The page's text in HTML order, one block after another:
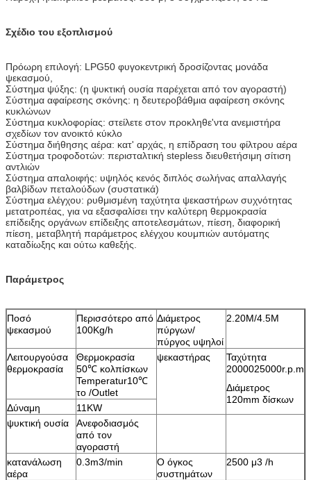
Σχέδιο του εξοπλισμού
Πρόωρη επιλογή: LPG50 φυγοκεντρική δροσίζοντας μονάδα
ψεκασμού,
Σύστημα ψύξης: (η ψυκτική ουσία παρέχεται από τον αγοραστή)
Σύστημα αφαίρεσης σκόνης: η δευτεροβάθμια αφαίρεση σκόνης
κυκλώνων
Σύστημα κυκλοφορίας: στείλετε στον προκληθε'ντα ανεμιστήρα
σχεδίων τον ανοικτό κύκλο
Σύστημα διήθησης αέρα: κατ' αρχάς, η επίδραση του φίλτρου αέρα
Σύστημα τροφοδοτών: περισταλτική stepless διευθετήσιμη σίτιση
αντλιών
Σύστημα απαλοιφής: υψηλός κενός διπλός σωλήνας απαλλαγής
βαλβίδων πεταλούδων (συστατικά)
Σύστημα ελέγχου: ρυθμισμένη ταχύτητα ψεκαστήρων συχνότητας
μετατροπέας, για να εξασφαλίσει την καλύτερη θερμοκρασία
επίδειξης οργάνων επίδειξης αποτελεσμάτων, πίεση, διαφορική
πίεση, μεταβλητή παράμετρος ελέγχου κουμπιών αυτόματης
καταδίωξης και ούτω καθεξής.
Παράμετρος
Ποσό
ψεκασμού
Περισσότερο από
100Kg/h
Διάμετρος
πύργων/
πύργος υψηλοί
2.20M/4.5M
Λειτουργούσα
θερμοκρασία
Θερμοκρασία
50℃ κολπίσκων
Temperatur10℃
το /Outlet
ψεκαστήρας
Ταχύτητα
2000025000r.p.m
Διάμετρος
120mm δίσκων
Δύναμη
11KW
ψυκτική ουσία
Ανεφοδιασμός
από τον
αγοραστή
κατανάλωση
αέρα
0.3m3/min
Ο όγκος
συστημάτων
2500 μ3 /h